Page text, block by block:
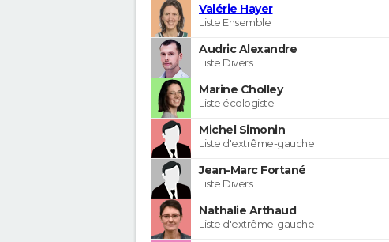
Valérie Hayer
Liste Ensemble
Audric Alexandre
Liste Divers
Marine Cholley
Liste écologiste
Michel Simonin
Liste d'extrême-gauche
Jean-Marc Fortané
Liste Divers
Nathalie Arthaud
Liste d'extrême-gauche